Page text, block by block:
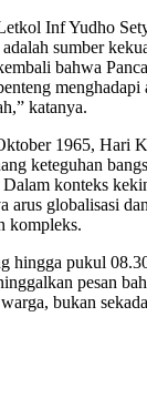
Inf Yudho
sumber
bahwa
katanya.
1965, Hari
keteguhan
konteks
arus globalisasi
kompleks.
hingga pukul
pesan
bukan